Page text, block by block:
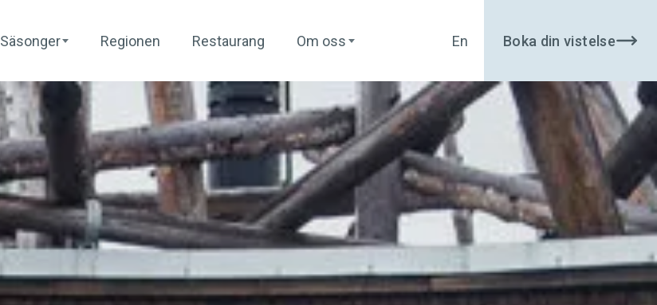
Säsonger Regionen Restaurang Om oss En Boka din vistelse